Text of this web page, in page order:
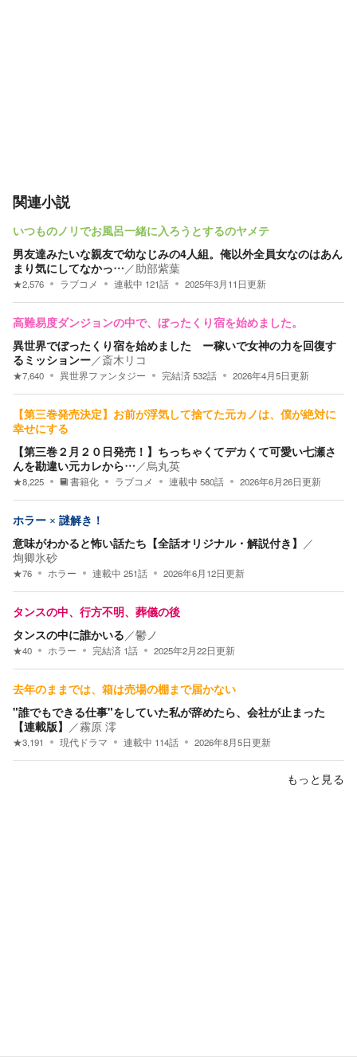
関連小説
いつものノリでお風呂一緒に入ろうとするのヤメテ
男友達みたいな親友で幼なじみの4人組。俺以外全員女なのはあん
まり気にしてなかっ… ／助部紫葉
★2,576 ラブコメ 連載中 121話 2025年3月11日更新
高難易度ダンジョンの中で、ぼったくり宿を始めました。
異世界でぼったくり宿を始めました ー稼いで女神の力を回復す
るミッションー／斎木リコ
★7,640 異世界ファンタジー 完結済532話 2026年4月5日更新
【第三巻発売決定】お前が浮気して捨てた元カノは、僕が絶対に
幸せにする
【第三巻２月２０日発売！】ちっちゃくてデカくて可愛い七瀬さ
んを勘違い元カレから… ／烏丸英
★8,225 書籍化 ラブコメ 連載中 580話 2026年6月26日更新
ホラー × 謎解き！
意味がわかると怖い話たち【全話オリジナル・解説付き】 ／
㶷卿氷砂
★76 ホラー 連載中 251話 2026年6月12日更新
タンスの中、行方不明、葬儀の後
タンスの中に誰かいる ／鬱ノ
★40 ホラー 完結済 1話 2025年2月22日更新
去年のままでは、箱は売場の棚まで届かない
"誰でもできる仕事"をしていた私が辞めたら、会社が止まった
【連載版】 ／霧原 澪
★3,191 現代ドラマ 連載中 114話 2026年8月5日更新
もっと見る